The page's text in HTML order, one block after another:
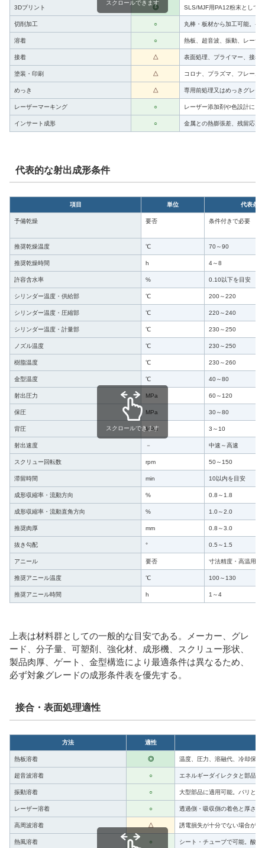
3Dプリント ◎ SLS/MJF用PA12粉末として
切削加工 ○ 丸棒・板材から加工可能。発
溶着 ○ 熱板、超音波、振動、レーザ
接着 △ 表面処理、プライマー、接着
塗装・印刷 △ コロナ、プラズマ、フレーム
めっき △ 専用前処理又はめっきグレー
レーザーマーキング ○ レーザー添加剤や色設計によ
インサート成形 ○ 金属との熱膨張差、残留応力
スクロールできます
代表的な射出成形条件
項目 単位 代表条件
予備乾燥 要否 条件付きで必要
推奨乾燥温度 ℃ 70～90
推奨乾燥時間 h 4～8
許容含水率 % 0.10以下を目安
シリンダー温度・供給部 ℃ 200～220
シリンダー温度・圧縮部 ℃ 220～240
シリンダー温度・計量部 ℃ 230～250
ノズル温度 ℃ 230～250
樹脂温度 ℃ 230～260
金型温度 ℃ 40～80
射出圧力 MPa 60～120
保圧 MPa 30～80
背圧 MPa 3～10
射出速度 － 中速～高速
スクリュー回転数 rpm 50～150
滞留時間 min 10以内を目安
成形収縮率・流動方向 % 0.8～1.8
成形収縮率・流動直角方向 % 1.0～2.0
推奨肉厚 mm 0.8～3.0
抜き勾配 ° 0.5～1.5
アニール 要否 寸法精度・高温用途
推奨アニール温度 ℃ 100～130
推奨アニール時間 h 1～4
スクロールできます
上表は材料群としての一般的な目安である。メーカー、グレ
ード、分子量、可塑剤、強化材、成形機、スクリュー形状、
製品肉厚、ゲート、金型構造により最適条件は異なるため、
必ず対象グレードの成形条件表を優先する。
接合・表面処理適性
方法 適性
熱板溶着 ◎ 温度、圧力、溶融代、冷却保持
超音波溶着 ○ エネルギーダイレクタと部品剛
振動溶着 ○ 大型部品に適用可能。バリと粉
レーザー溶着 ○ 透過側・吸収側の着色と厚さを
高周波溶着 △ 誘電損失が十分でない場合があ
熱風溶着 ○ シート・チューブで可能。酸化